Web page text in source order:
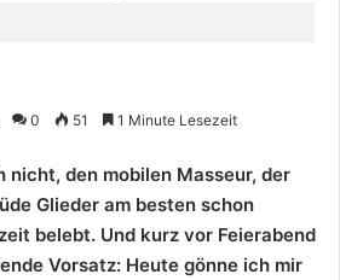
0 51 1 Minute Lesezeit
nicht, den mobilen Masseur, der
Glieder am besten schon
belebt. Und kurz vor Feierabend
Vorsatz: Heute gönne ich mir